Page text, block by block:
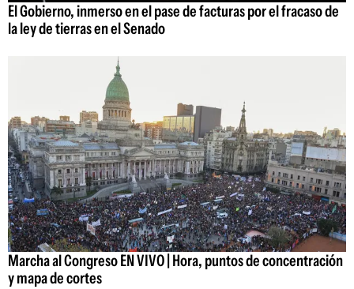
El Gobierno, inmerso en el pase de facturas por el fracaso de
la ley de tierras en el Senado
Marcha al Congreso EN VIVO | Hora, puntos de concentración
y mapa de cortes